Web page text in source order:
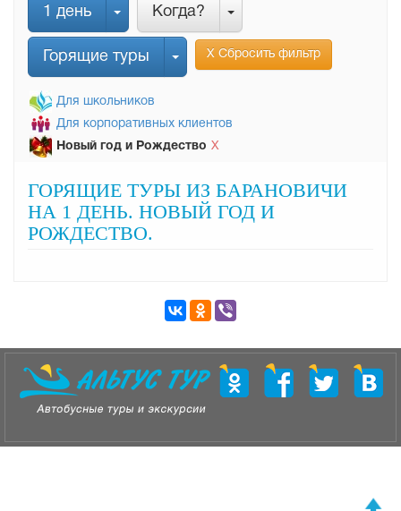
1 день Когда?
Горящие туры Х Сбросить фильтр
Для школьников
Для корпоративных клиентов
Новый год и Рождество Х
ГОРЯЩИЕ ТУРЫ ИЗ БАРАНОВИЧИ
НА 1 ДЕНЬ. НОВЫЙ ГОД И
РОЖДЕСТВО.